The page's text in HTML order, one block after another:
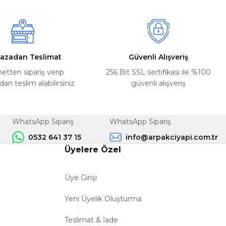
Teslimat
sipariş verip
teslim alabilirsiniz
Güvenli Alışveriş
256 Bit SSL sertifikası ile %100
güvenli alışveriş
WhatsApp Sipariş
0532 641 37 15
WhatsApp Sipariş
info@arpakciyapi.com.tr
Üyelere Özel
Üye Girişi
Yeni Üyelik Oluşturma
Teslimat & İade